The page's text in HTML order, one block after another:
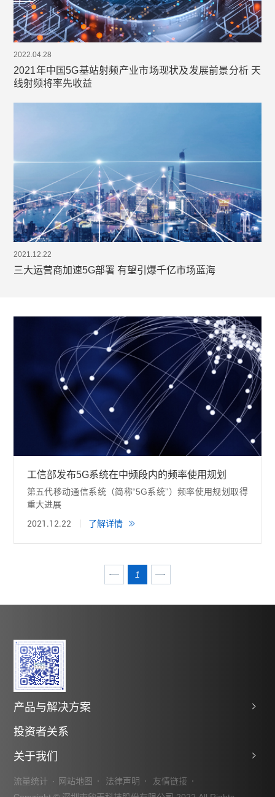
2022.04.28
2021年中国5G基站射频产业市场现状及发展前景分析 天
线射频将率先收益
2021.12.22
三大运营商加速5G部署 有望引爆千亿市场蓝海
工信部发布5G系统在中频段内的频率使用规划
第五代移动通信系统（简称“5G系统”）频率使用规划取得
重大进展
2021.12.22
了解详情
1
产品与解决方案
投资者关系
关于我们
流量统计 网站地图 法律声明
友情链接